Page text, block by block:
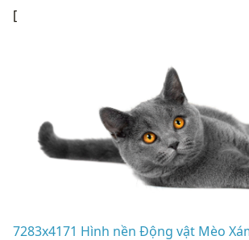
[
7283x4171 Hình nền Động vật Mèo